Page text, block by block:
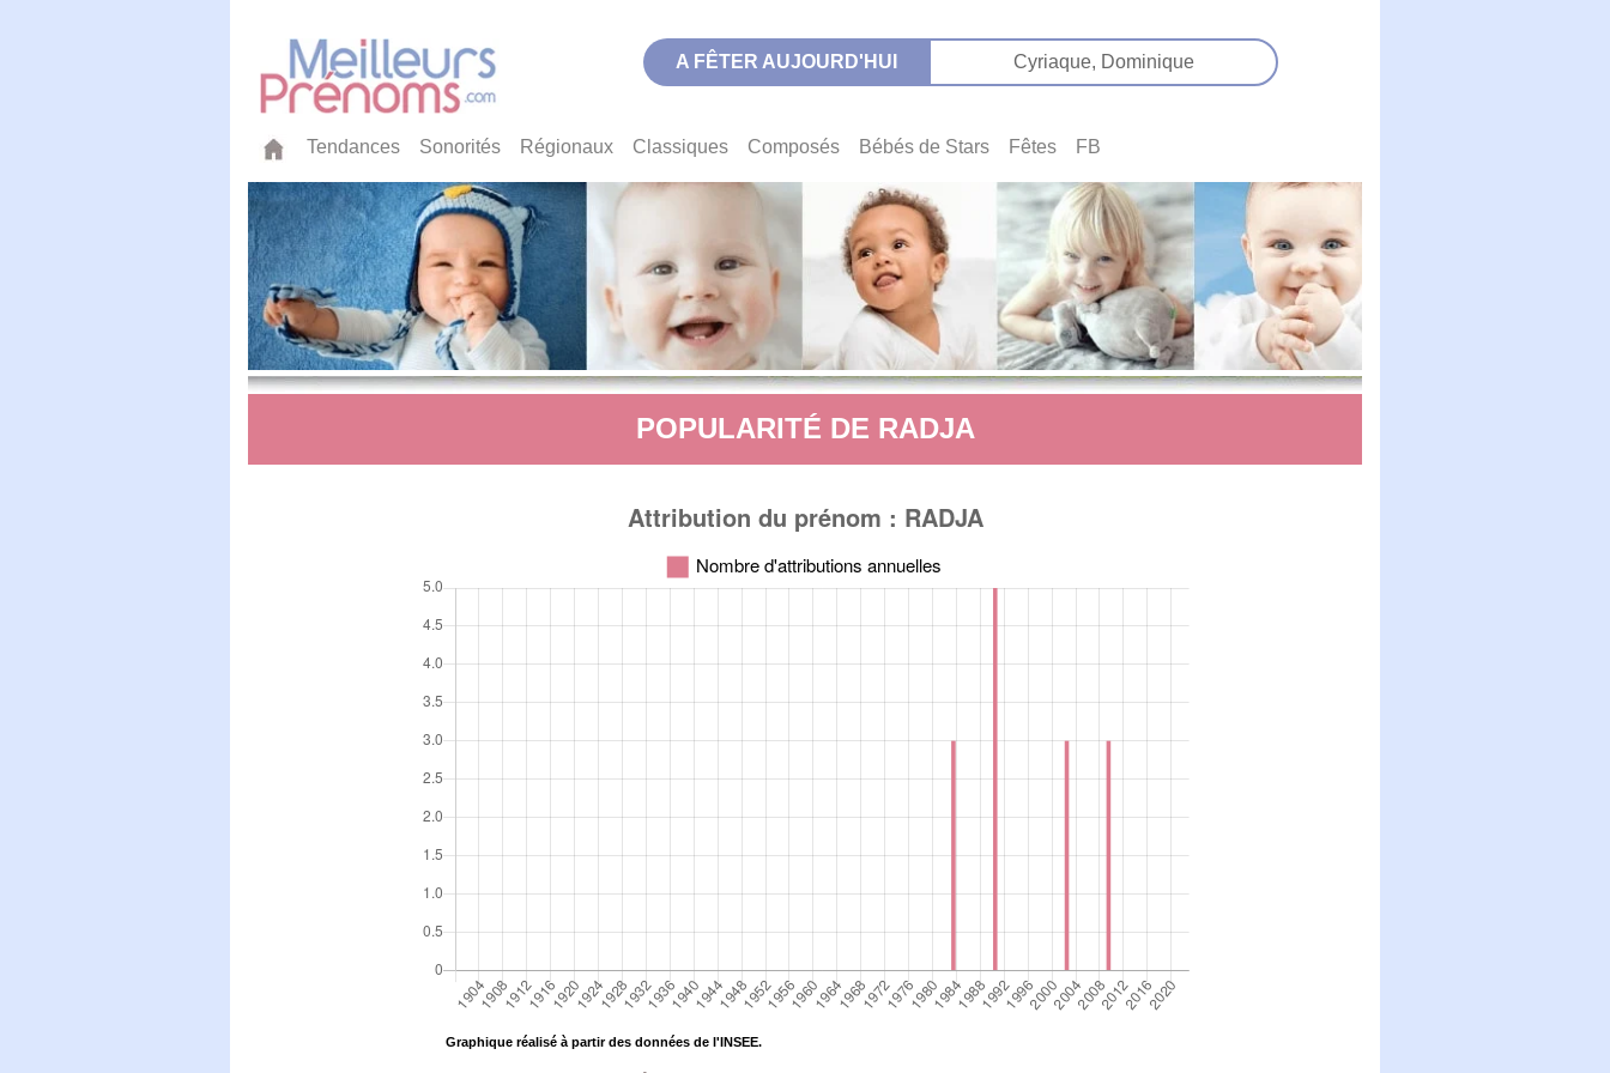
A FÊTER AUJOURD'HUI Cyriaque, Dominique
Tendances Sonorités Régionaux Classiques Composés Bébés de Stars Fêtes FB
POPULARITÉ DE RADJA
Graphique réalisé à partir des données de l'INSEE.